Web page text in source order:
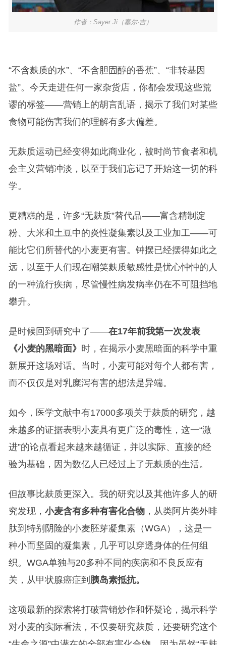
作者：Sayer Ji（塞尔·吉）
“不含麸质的水”、“不含胆固醇的香蕉”、“非转基因
盐”。今天走进任何一家杂货店，你都会发现这些荒
谬的标签——营销上的胡言乱语，揭示了我们对某些
食物可能伤害我们的理解有多大偏差。
无麸质运动已经变得如此商业化，被时尚节食者和机
会主义营销冲淡，以至于我们忘记了开始这一切的科
学。
更糟糕的是，许多“无麸质”替代品——富含精制淀
粉、大米和土豆中的炎性凝集素以及工业加工——可
能比它们所替代的小麦更有害。钟摆已经摆得如此之
远，以至于人们现在嘲笑麸质敏感性是忧心忡忡的人
的一种流行疾病，尽管慢性病发病率仍在不可阻挡地
攀升。
是时候回到研究中了——在17年前我第一次发表
《小麦的黑暗面》 时，在揭示小麦黑暗面的科学中重
新展开这场对话。当时，小麦可能对每个人都有害，
而不仅仅是对乳糜泻有害的想法是异端。
如今，医学文献中有17000多项关于麸质的研究，越
来越多的证据表明小麦具有更广泛的毒性，这一“激
进”的论点看起来越来越循证，并以实际、直接的经
验为基础，因为数亿人已经过上了无麸质的生活。
但故事比麸质更深入。我的研究以及其他许多人的研
究发现， 小麦含有多种有害化合物，从类阿片类外啡
肽到特别阴险的小麦胚芽凝集素（WGA），这是一
种小而坚固的凝集素，几乎可以穿透身体的任何组
织。WGA单独与20多种不同的疾病和不良反应有
关，从甲状腺癌症到 胰岛素抵抗。
这项最新的探索将打破营销炒作和怀疑论，揭示科学
对小麦的实际看法，不仅要研究麸质，还要研究这个